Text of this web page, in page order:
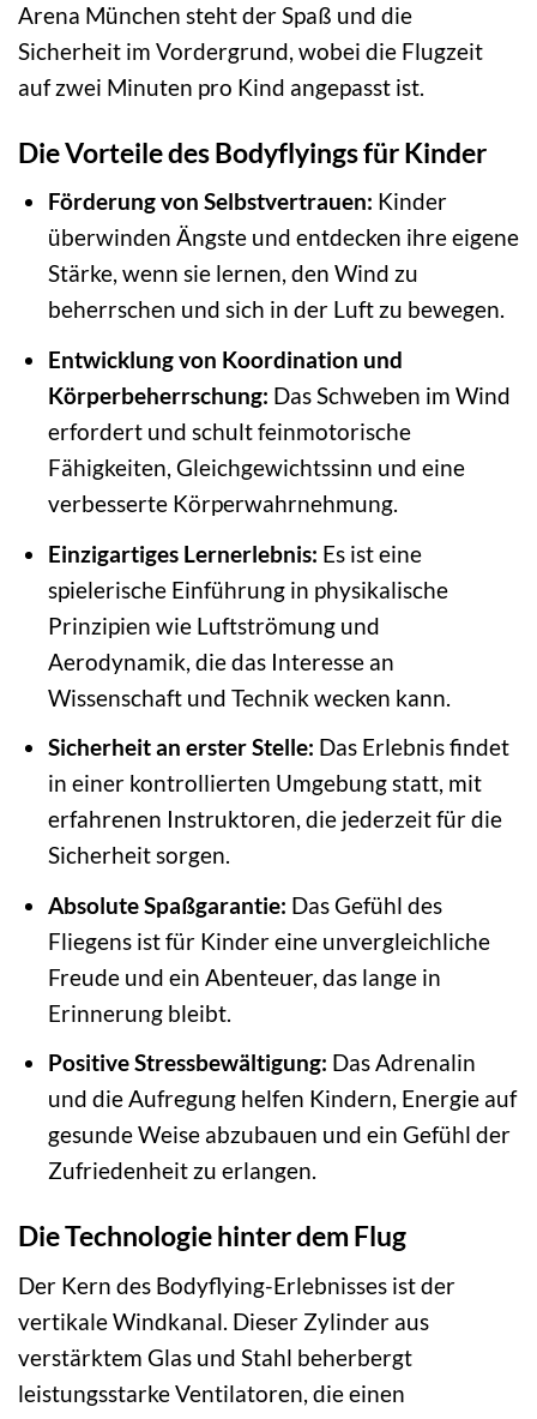
Arena München steht der Spaß und die
Sicherheit im Vordergrund, wobei die Flugzeit
auf zwei Minuten pro Kind angepasst ist.
Die Vorteile des Bodyflyings für Kinder
Förderung von Selbstvertrauen: Kinder
überwinden Ängste und entdecken ihre eigene
Stärke, wenn sie lernen, den Wind zu
beherrschen und sich in der Luft zu bewegen.
Entwicklung von Koordination und
Körperbeherrschung: Das Schweben im Wind
erfordert und schult feinmotorische
Fähigkeiten, Gleichgewichtssinn und eine
verbesserte Körperwahrnehmung.
Einzigartiges Lernerlebnis: Es ist eine
spielerische Einführung in physikalische
Prinzipien wie Luftströmung und
Aerodynamik, die das Interesse an
Wissenschaft und Technik wecken kann.
Sicherheit an erster Stelle: Das Erlebnis findet
in einer kontrollierten Umgebung statt, mit
erfahrenen Instruktoren, die jederzeit für die
Sicherheit sorgen.
Absolute Spaßgarantie: Das Gefühl des
Fliegens ist für Kinder eine unvergleichliche
Freude und ein Abenteuer, das lange in
Erinnerung bleibt.
Positive Stressbewältigung: Das Adrenalin
und die Aufregung helfen Kindern, Energie auf
gesunde Weise abzubauen und ein Gefühl der
Zufriedenheit zu erlangen.
Die Technologie hinter dem Flug
Der Kern des Bodyflying-Erlebnisses ist der
vertikale Windkanal. Dieser Zylinder aus
verstärktem Glas und Stahl beherbergt
leistungsstarke Ventilatoren, die einen